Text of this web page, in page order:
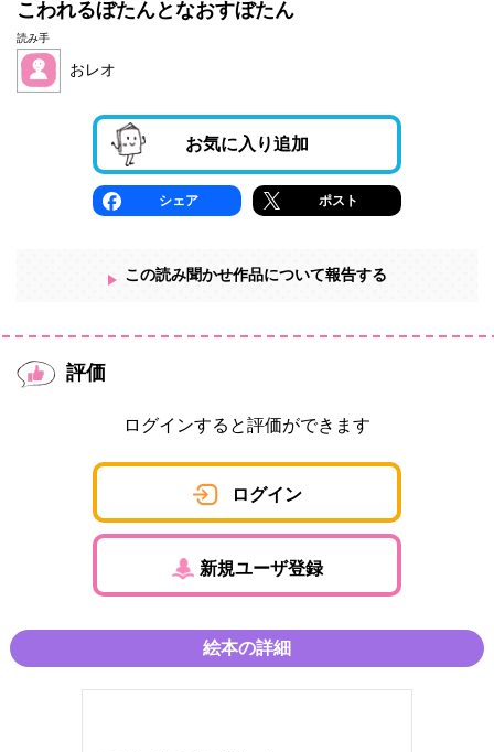
こわれるぼたんとなおすぼたん
読み手
おレオ
お気に入り追加
シェア ポスト
この読み聞かせ作品について報告する
評価
ログインすると評価ができます
ログイン
新規ユーザ登録
絵本の詳細